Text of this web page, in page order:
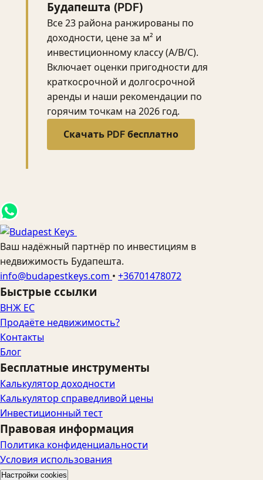
Будапешта (PDF)
Все 23 района ранжированы по
доходности, цене за м² и
инвестиционному классу (A/B/C).
Включает оценки пригодности для
краткосрочной и долгосрочной
аренды и наши рекомендации по
горячим точкам на 2026 год.
Скачать PDF бесплатно
Ваш надёжный партнёр по инвестициям в
недвижимость Будапешта.
info@budapestkeys.com • +36701478072
Быстрые ссылки
ВНЖ ЕС
Продаёте недвижимость?
Контакты
Блог
Бесплатные инструменты
Калькулятор доходности
Калькулятор справедливой цены
Инвестиционный тест
Правовая информация
Политика конфиденциальности
Условия использования
Настройки cookies